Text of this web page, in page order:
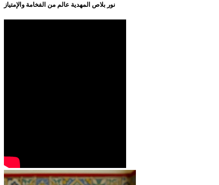
نور بلاص المهدية عالم من الفخامة والإمتياز